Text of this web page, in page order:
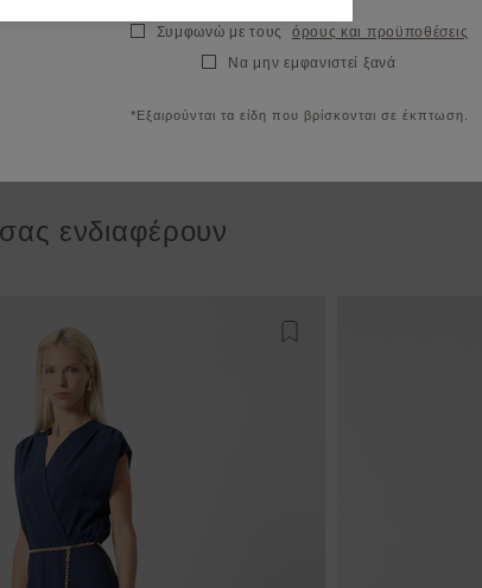
ενδιαφέρουν
Προσθήκη στη λίστα
Συμφωνώ με τους
όρους και προϋποθέσεις
Να μην εμφανιστεί ξανά
*Εξαιρούνται τα είδη που βρίσκονται σε έκπτωση.